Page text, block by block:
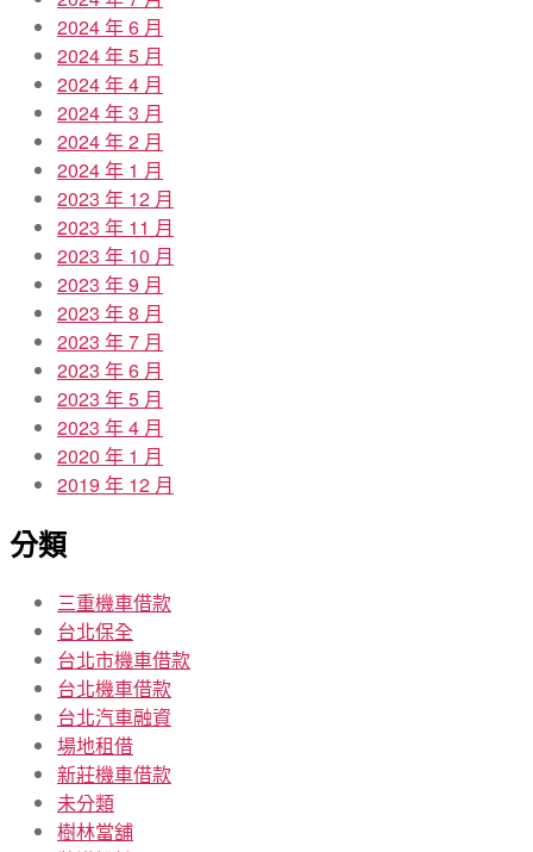
2024 年 6 月
2024 年 5 月
2024 年 4 月
2024 年 3 月
2024 年 2 月
2024 年 1 月
2023 年 12 月
2023 年 11 月
2023 年 10 月
2023 年 9 月
2023 年 8 月
2023 年 7 月
2023 年 6 月
2023 年 5 月
2023 年 4 月
2020 年 1 月
2019 年 12 月
分類
三重機車借款
台北保全
台北市機車借款
台北機車借款
台北汽車融資
場地租借
新莊機車借款
未分類
樹林當舖